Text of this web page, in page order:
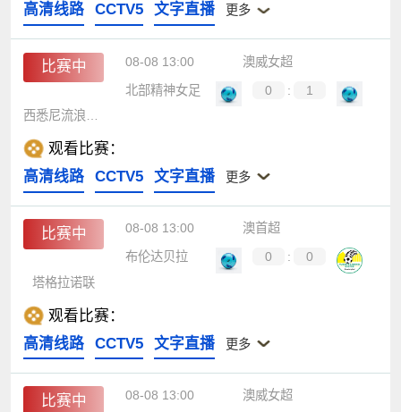
高清线路
CCTV5 文字直播 更多
比赛中 08-08 13:00
澳威女超
北部精神女足
0 :
1
西悉尼流浪者女足B队
观看比赛：
高清线路
CCTV5 文字直播 更多
比赛中 08-08 13:00
澳首超
布伦达贝拉
0 :
0
塔格拉诺联
观看比赛：
高清线路
CCTV5 文字直播 更多
比赛中 08-08 13:00
澳威女超